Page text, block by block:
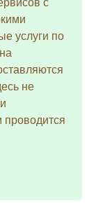
услуги по
не
проводится